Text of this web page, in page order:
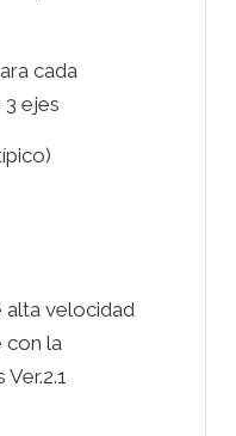
cada
ejes
alta velocidad
con la